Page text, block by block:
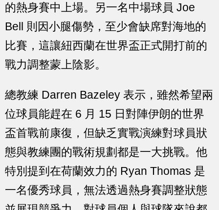
的熱身賽中上場。另一名中場球員 Joe
Bell 則因小腿傷勢，至少會缺席對海地的
比賽，這讓紐西蘭在世界盃正式開打前的
戰力調整蒙上陰影。
總教練 Darren Bazeley 表示，雖然希望兩
位球員能趕在 6 月 15 日對陣伊朗的世界
盃首戰前康復，但缺乏實戰演練對球員狀
態與教練團的戰術規劃都是一大挑戰。他
特別提到在荷蘭效力的 Ryan Thomas 是
一名優秀球員，無法透過熱身賽調整狀態